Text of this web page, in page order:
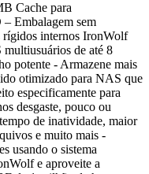
Cache para
Embalagem sem
internos IronWolf
multiusuários de até 8
potente - Armazene mais
otimizado para NAS que
especificamente para
desgaste, pouco ou
de inatividade, maior
e muito mais -
usando o sistema
e aproveite a